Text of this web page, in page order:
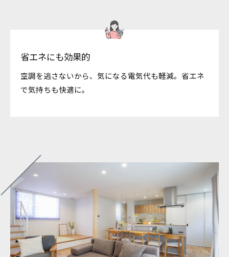
省エネにも効果的
空調を逃さないから、気になる電気代も軽減。省エネ
で気持ちも快適に。